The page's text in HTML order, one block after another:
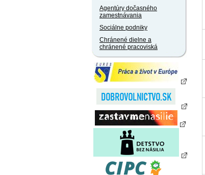
Agentúry dočasného
zamestnávania
Sociálne podniky
Chránené dielne a
chránené pracoviská